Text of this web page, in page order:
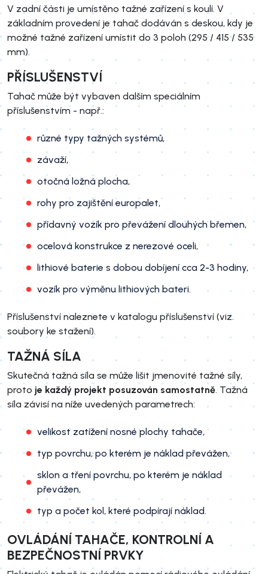
V zadní části je umístěno tažné zařízení s koulí. V
základním provedení je tahač dodáván s deskou, kdy je
možné tažné zařízení umístit do 3 poloh (295 / 415 / 535
mm).
PŘÍSLUŠENSTVÍ
Tahač může být vybaven dalším speciálním
příslušenstvím - např.:
různé typy tažných systémů,
závaží,
otočná ložná plocha,
rohy pro zajištění europalet,
přídavný vozík pro převážení dlouhých břemen,
ocelová konstrukce z nerezové oceli,
lithiové baterie s dobou dobíjení cca 2-3 hodiny,
vozík pro výměnu lithiových bateri.
Příslušenství naleznete v katalogu příslušenství (viz.
soubory ke stažení).
TAŽNÁ SÍLA
Skutečná tažná síla se může lišit jmenovité tažné síly,
proto je každý projekt posuzován samostatně. Tažná
síla závisí na níže uvedených parametrech:
velikost zatížení nosné plochy tahače,
typ povrchu, po kterém je náklad převážen,
sklon a tření povrchu, po kterém je náklad
převážen,
typ a počet kol, které podpírají náklad.
OVLÁDÁNÍ TAHAČE, KONTROLNÍ A
BEZPEČNOSTNÍ PRVKY